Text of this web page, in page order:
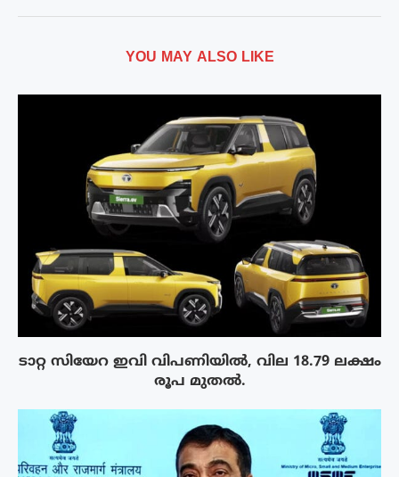
YOU MAY ALSO LIKE
ടാറ്റ സിയേറ ഇവി വിപണിയിൽ, വില 18.79 ലക്ഷം
രൂപ മുതൽ.